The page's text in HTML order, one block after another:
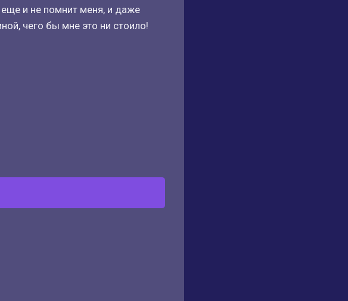
еще и не помнит меня, и даже
чего бы мне это ни стоило!